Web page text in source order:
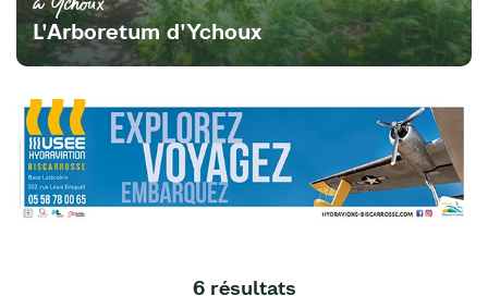
L'Arboretum d'Ychoux
6 résultats